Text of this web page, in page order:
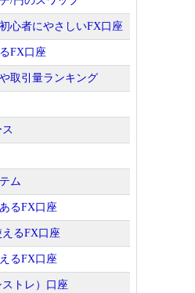
心者にやさしいFX口座
FX口座
取引量ランキング
ム
るFX口座
えるFX口座
るFX口座
トレ）口座